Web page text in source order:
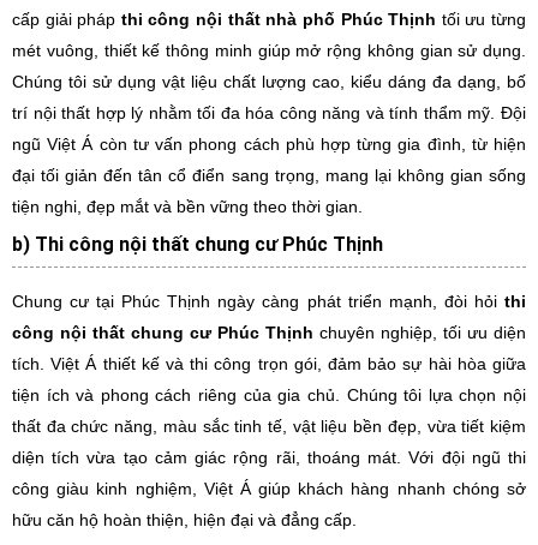
cấp giải pháp thi công nội thất nhà phố Phúc Thịnh tối ưu từng
mét vuông, thiết kế thông minh giúp mở rộng không gian sử dụng.
Chúng tôi sử dụng vật liệu chất lượng cao, kiểu dáng đa dạng, bố
trí nội thất hợp lý nhằm tối đa hóa công năng và tính thẩm mỹ. Đội
ngũ Việt Á còn tư vấn phong cách phù hợp từng gia đình, từ hiện
đại tối giản đến tân cổ điển sang trọng, mang lại không gian sống
tiện nghi, đẹp mắt và bền vững theo thời gian.
b) Thi công nội thất chung cư Phúc Thịnh
Chung cư tại Phúc Thịnh ngày càng phát triển mạnh, đòi hỏi thi
công nội thất chung cư Phúc Thịnh chuyên nghiệp, tối ưu diện
tích. Việt Á thiết kế và thi công trọn gói, đảm bảo sự hài hòa giữa
tiện ích và phong cách riêng của gia chủ. Chúng tôi lựa chọn nội
thất đa chức năng, màu sắc tinh tế, vật liệu bền đẹp, vừa tiết kiệm
diện tích vừa tạo cảm giác rộng rãi, thoáng mát. Với đội ngũ thi
công giàu kinh nghiệm, Việt Á giúp khách hàng nhanh chóng sở
hữu căn hộ hoàn thiện, hiện đại và đẳng cấp.